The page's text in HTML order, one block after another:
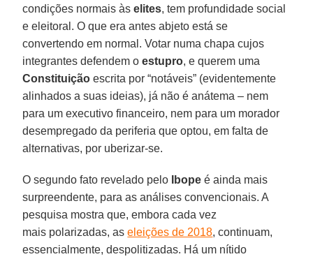
condições normais àselites, tem profundidade social
e eleitoral. O que era antes abjeto está se
convertendo em normal. Votar numa chapa cujos
integrantes defendem oestupro, e querem uma
Constituição escrita por “notáveis” (evidentemente
alinhados a suas ideias), já não é anátema – nem
para um executivo financeiro, nem para um morador
desempregado da periferia que optou, em falta de
alternativas, por uberizar-se.
O segundo fato revelado pelo Ibope é ainda mais
surpreendente, para as análises convencionais. A
pesquisa mostra que, embora cada vez
mais polarizadas, aseleições de 2018, continuam,
essencialmente, despolitizadas. Há um nítido